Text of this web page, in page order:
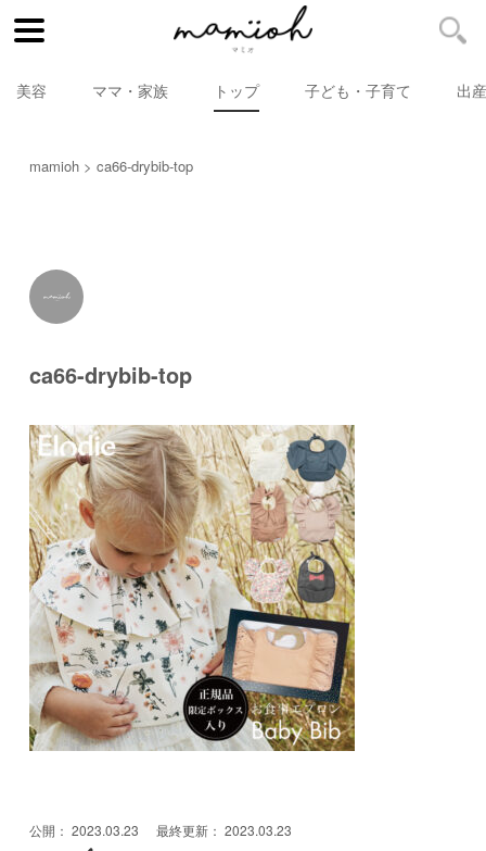
美容 ママ・家族 トップ 子ども・子育て 出
mamioh ca66-drybib-top
ca66-drybib-top
公開： 2023.03.23 最終更新： 2023.03.23